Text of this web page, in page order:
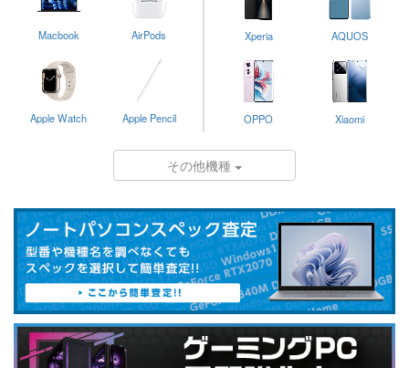
Macbook AirPods
Apple Watch Apple Pencil
Xperia AQUOS
OPPO Xiaomi
その他機種